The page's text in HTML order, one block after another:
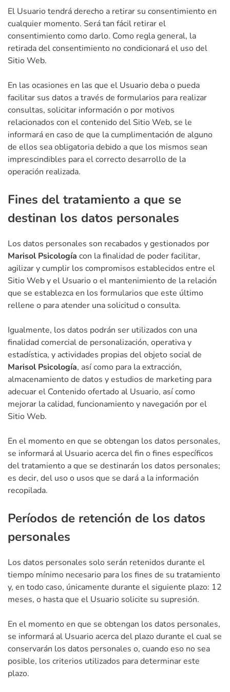
El Usuario tendrá derecho a retirar su consentimiento en
cualquier momento. Será tan fácil retirar el
consentimiento como darlo. Como regla general, la
retirada del consentimiento no condicionará el uso del
Sitio Web.
En las ocasiones en las que el Usuario deba o pueda
facilitar sus datos a través de formularios para realizar
consultas, solicitar información o por motivos
relacionados con el contenido del Sitio Web, se le
informará en caso de que la cumplimentación de alguno
de ellos sea obligatoria debido a que los mismos sean
imprescindibles para el correcto desarrollo de la
operación realizada.
Fines del tratamiento a que se
destinan los datos personales
Los datos personales son recabados y gestionados por
Marisol Psicología con la finalidad de poder facilitar,
agilizar y cumplir los compromisos establecidos entre el
Sitio Web y el Usuario o el mantenimiento de la relación
que se establezca en los formularios que este último
rellene o para atender una solicitud o consulta.
Igualmente, los datos podrán ser utilizados con una
finalidad comercial de personalización, operativa y
estadística, y actividades propias del objeto social de
Marisol Psicología, así como para la extracción,
almacenamiento de datos y estudios de marketing para
adecuar el Contenido ofertado al Usuario, así como
mejorar la calidad, funcionamiento y navegación por el
Sitio Web.
En el momento en que se obtengan los datos personales,
se informará al Usuario acerca del fin o fines específicos
del tratamiento a que se destinarán los datos personales;
es decir, del uso o usos que se dará a la información
recopilada.
Períodos de retención de los datos
personales
Los datos personales solo serán retenidos durante el
tiempo mínimo necesario para los fines de su tratamiento
y, en todo caso, únicamente durante el siguiente plazo: 12
meses, o hasta que el Usuario solicite su supresión.
En el momento en que se obtengan los datos personales,
se informará al Usuario acerca del plazo durante el cual se
conservarán los datos personales o, cuando eso no sea
posible, los criterios utilizados para determinar este
plazo.